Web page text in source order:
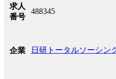
求人
番号
488345
企業 日研トータルソーシン